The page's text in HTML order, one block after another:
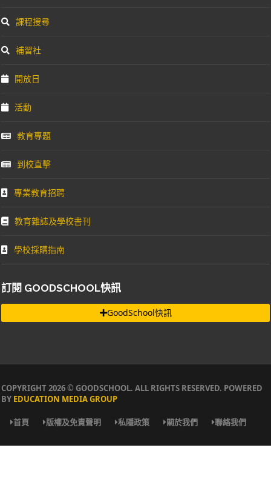
課程搜尋
補習社
開放日
活動
教育專題
到校直擊
專業教育招聘
教育雜誌及學校書刊
學校採購指南
訂閱 GOODSCHOOL快訊
GoodSchool快訊
COPYRIGHT 2026 © GOODSCHOOL. ALL RIGHTS RESERVED. POWERED
BY EDUCATION MEDIA GROUP
首頁 版權及免責聲明 私隱政策 關於我們 聯絡我們